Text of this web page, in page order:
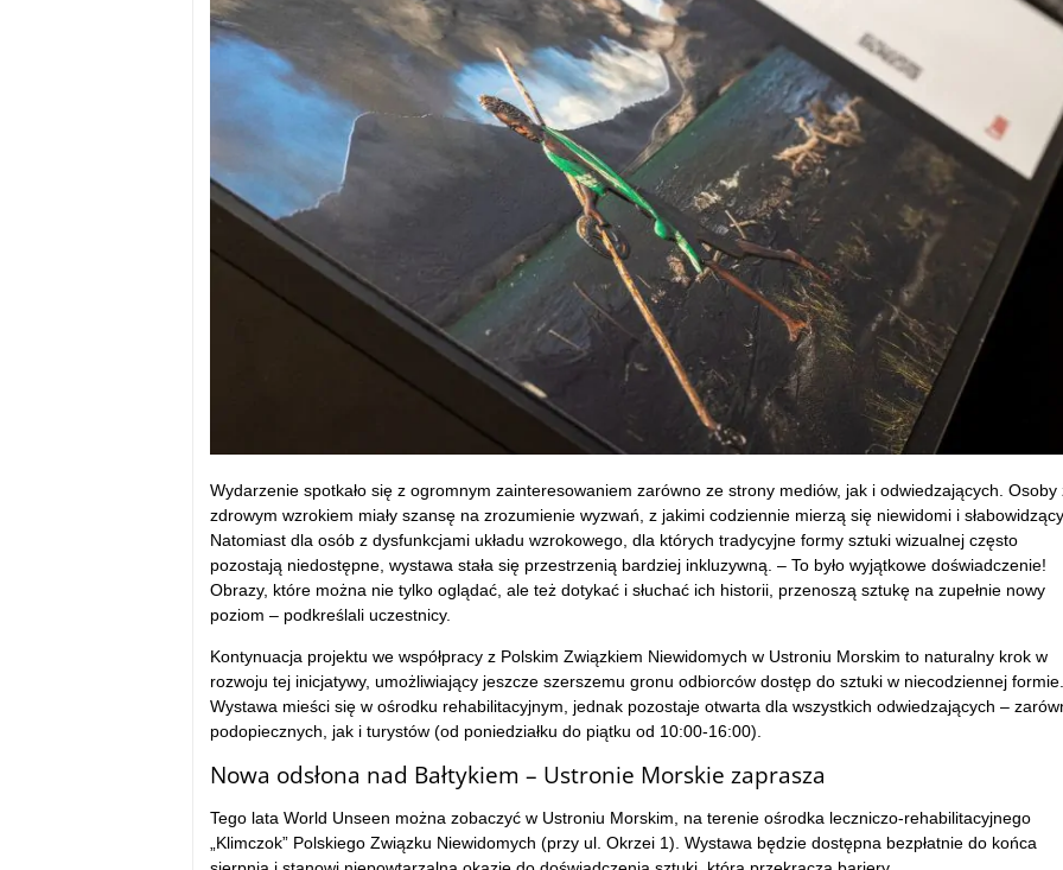
Wydarzenie spotkało się z ogromnym zainteresowaniem zarówno ze strony mediów, jak i odwiedzających. Osoby
zdrowym wzrokiem miały szansę na zrozumienie wyzwań, z jakimi codziennie mierzą się niewidomi i
Natomiast dla osób z dysfunkcjami układu wzrokowego, dla których tradycyjne formy sztuki wizualnej często
pozostają niedostępne, wystawa stała się przestrzenią bardziej inkluzywną. – To było wyjątkowe doświadczenie!
Obrazy, które można nie tylko oglądać, ale też dotykać i słuchać ich historii, przenoszą sztukę na zupełnie nowy
poziom – podkreślali uczestnicy.
Kontynuacja projektu we współpracy z Polskim Związkiem Niewidomych w Ustroniu Morskim to naturalny krok w
rozwoju tej inicjatywy, umożliwiający jeszcze szerszemu gronu odbiorców dostęp do sztuki w niecodziennej formie.
Wystawa mieści się w ośrodku rehabilitacyjnym, jednak pozostaje otwarta dla wszystkich odwiedzających –
podopiecznych, jak i turystów (od poniedziałku do piątku od 10:00-16:00).
Nowa odsłona nad Bałtykiem – Ustronie Morskie zaprasza
Tego lata World Unseen można zobaczyć w Ustroniu Morskim, na terenie ośrodka leczniczo-rehabilitacyjnego
„Klimczok” Polskiego Związku Niewidomych (przy ul. Okrzei 1). Wystawa będzie dostępna bezpłatnie do końca